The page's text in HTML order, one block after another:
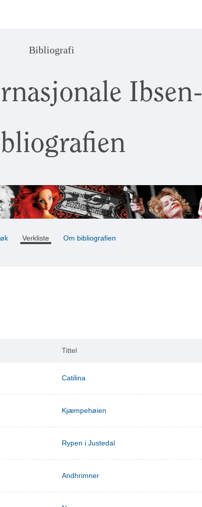
Bibliografi
Ibsen-
Verkliste Om bibliografien
Tittel
Catilina
Kjæmpehøien
Rypen i Justedal
Andhrimner